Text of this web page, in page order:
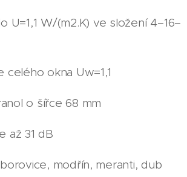
U=1,1 W/(m2.K) ve složení 4–16–
celého okna Uw=1,1
o šířce 68 mm
až 31 dB
modřín, meranti, dub